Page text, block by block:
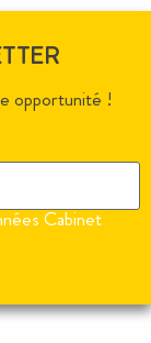
opportunité !
Cabinet